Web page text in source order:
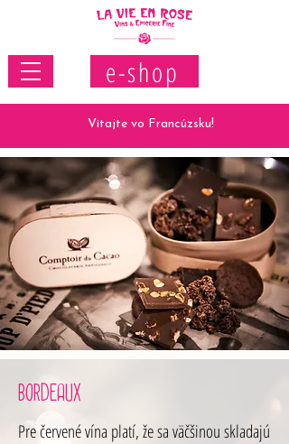
Vitajte vo Francúzsku!
e-shop
BORDEAUX
Pre červené vína platí, že sa väčšinou skladajú